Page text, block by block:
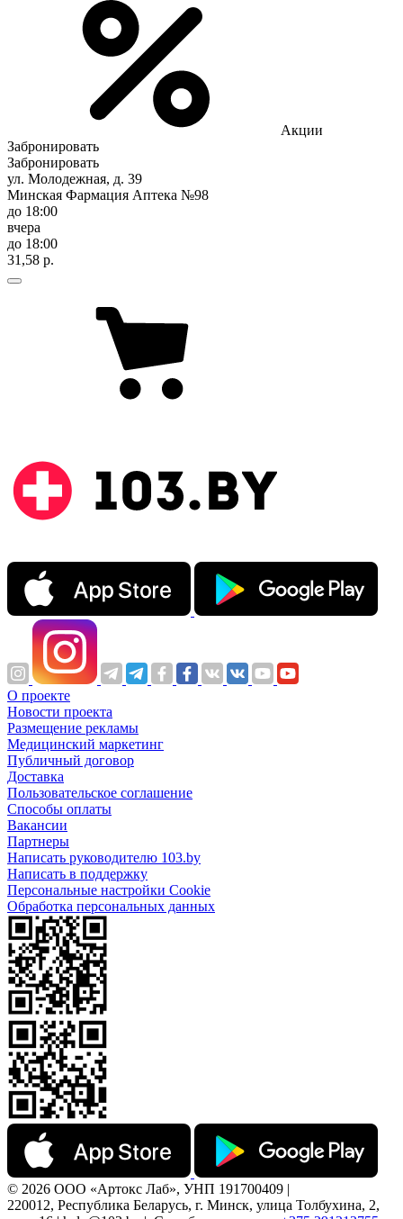
Акции
Забронировать
Забронировать
ул. Молодежная, д. 39
Минская Фармация Аптека №98
до 18:00
вчера
до 18:00
31,58 р.
О проекте
Новости проекта
Размещение рекламы
Медицинский маркетинг
Публичный договор
Доставка
Пользовательское соглашение
Способы оплаты
Вакансии
Партнеры
Написать руководителю 103.by
Написать в поддержку
Персональные настройки Cookie
Обработка персональных данных
© 2026 ООО «Артокс Лаб», УНП 191700409 |
220012, Республика Беларусь, г. Минск, улица Толбухина, 2,